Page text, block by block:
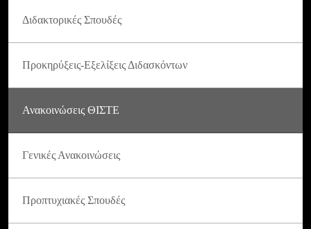
Διδακτορικές Σπουδές
Προκηρύξεις-Εξελίξεις Διδασκόντων
Ανακοινώσεις ΘΙΣΤΕ
Γενικές Ανακοινώσεις
Προπτυχιακές Σπουδές